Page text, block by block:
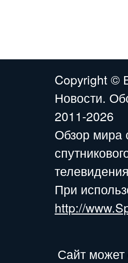
Copyright ©
Новости.
2011-2026
Обзор мира
При
http://
Сайт